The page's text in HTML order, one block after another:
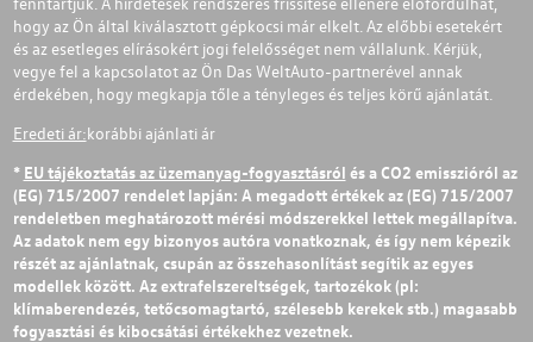
hogy az Ön által kiválasztott gépkocsi már elkelt. Az előbbi esetekért
és az esetleges elírásokért jogi felelősséget nem vállalunk. Kérjük,
vegye fel a kapcsolatot az Ön Das WeltAuto-partnerével annak
érdekében, hogy megkapja tőle a tényleges és teljes körű ajánlatát.
Eredeti ár:korábbi ajánlati ár
* EU tájékoztatás az üzemanyag-fogyasztásról és a CO2 emisszióról az
(EG) 715/2007 rendelet lapján: A megadott értékek az (EG) 715/2007
rendeletben meghatározott mérési módszerekkel lettek megállapítva.
Az adatok nem egy bizonyos autóra vonatkoznak, és így nem képezik
részét az ajánlatnak, csupán az összehasonlítást segítik az egyes
modellek között. Az extrafelszereltségek, tartozékok (pl:
klímaberendezés, tetőcsomagtartó, szélesebb kerekek stb.) magasabb
fogyasztási és kibocsátási értékekhez vezetnek.